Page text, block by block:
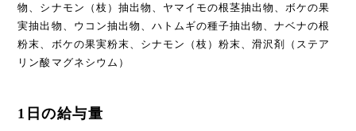
物、シナモン（枝）抽出物、ヤマイモの根茎抽出物、ボケの果
実抽出物、ウコン抽出物、ハトムギの種子抽出物、ナベナの根
粉末、ボケの果実粉末、シナモン（枝）粉末、滑沢剤（ステア
リン酸マグネシウム）
1日の給与量